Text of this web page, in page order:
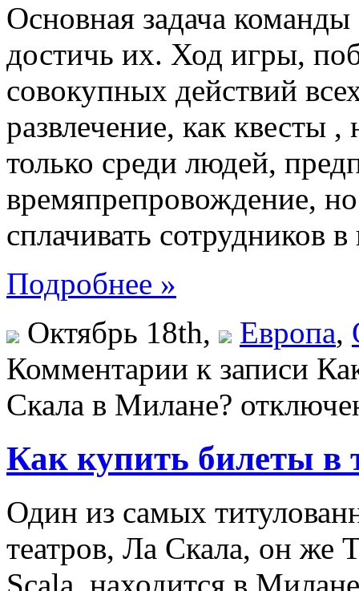
Основная задача
достичь их. Ход игры,
совокупных действий
развлечение, как квесты
только среди людей,
времяпрепровождение,
сплачивать сотрудников
Подробнее »
Октябрь 18th,
Европа,
Комментарии к записи
Скала в Милане?
Как купить билеты в
Один из самых
театров, Ла Скала, он же